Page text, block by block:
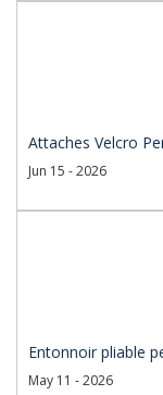
Attaches Velcro
Jun 15 - 2026
Entonnoir pliable
May 11 - 2026